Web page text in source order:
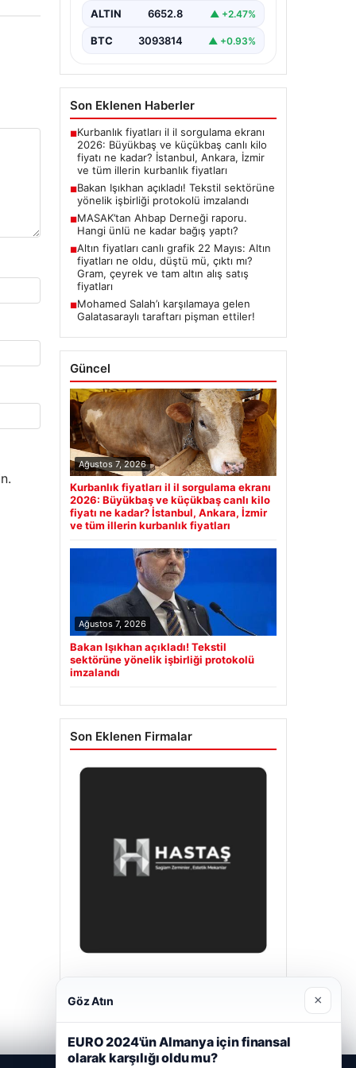
Işıkhan ile…
ALTIN 6652.8 ▲ +2.47%
BTC 3093814 ▲ +0.93%
Son Eklenen Haberler
■Kurbanlık fiyatları il il sorgulama ekranı
2026: Büyükbaş ve küçükbaş canlı kilo
fiyatı ne kadar? İstanbul, Ankara, İzmir
ve tüm illerin kurbanlık fiyatları
■Bakan Işıkhan açıkladı! Tekstil sektörüne
yönelik işbirliği protokolü imzalandı
■MASAK’tan Ahbap Derneği raporu.
Hangi ünlü ne kadar bağış yaptı?
■Altın fiyatları canlı grafik 22 Mayıs: Altın
fiyatları ne oldu, düştü mü, çıktı mı?
Gram, çeyrek ve tam altın alış satış
fiyatları
■Mohamed Salah’ı karşılamaya gelen
Galatasaraylı taraftarı pişman ettiler!
Güncel
Ağustos 7, 2026
Kurbanlık fiyatları il il sorgulama ekranı
2026: Büyükbaş ve küçükbaş canlı kilo
fiyatı ne kadar? İstanbul, Ankara, İzmir
ve tüm illerin kurbanlık fiyatları
Ağustos 7, 2026
Bakan Işıkhan açıkladı! Tekstil
sektörüne yönelik işbirliği protokolü
imzalandı
Son Eklenen Firmalar
Mayıs 26, 2026
Göz Atın ×
EURO 2024'ün Almanya için finansal
olarak karşılığı oldu mu?